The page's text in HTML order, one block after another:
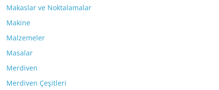
Makaslar ve Noktalamalar
Makine
Malzemeler
Masalar
Merdiven
Merdiven Çeşitleri